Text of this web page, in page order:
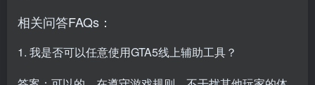
相关问答FAQs：
1. 我是否可以任意使用GTA5线上辅助工具？